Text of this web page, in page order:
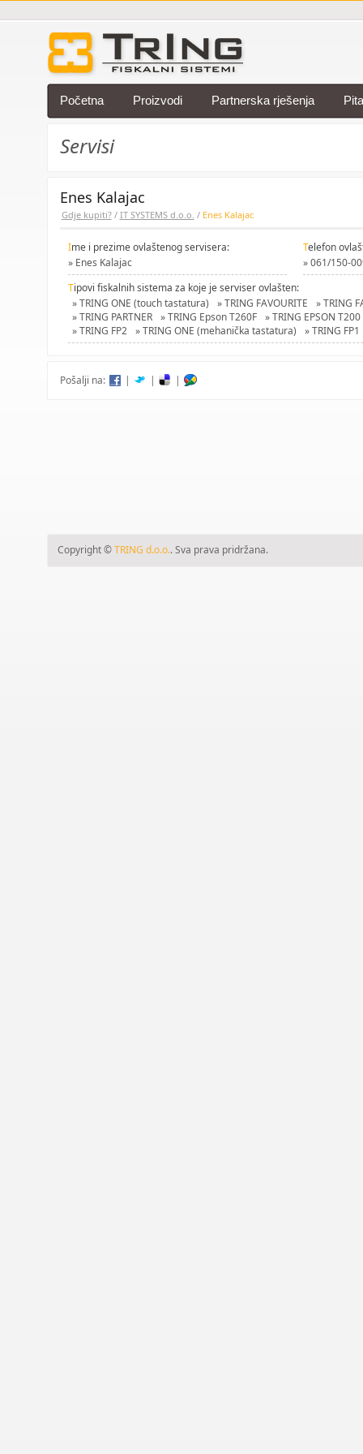
Početna Proizvodi Partnerska rješenja
Servisi
Enes Kalajac
Gdje kupiti? / IT SYSTEMS d.o.o. / Enes Kalajac
Ime i prezime ovlaštenog servisera:
» Enes Kalajac
Telefon
» 061/150-
Tipovi fiskalnih sistema za koje je serviser ovlašten:
» TRING ONE (touch tastatura)
» TRING FAVOURITE
» TRING
» TRING PARTNER
» TRING Epson T260F
» TRING EPSON T200
» TRING FP2
» TRING ONE (mehanička tastatura) » TRING FP1
Pošalji na: | | |
Copyright ©TRING d.o.o.. Sva prava pridržana.